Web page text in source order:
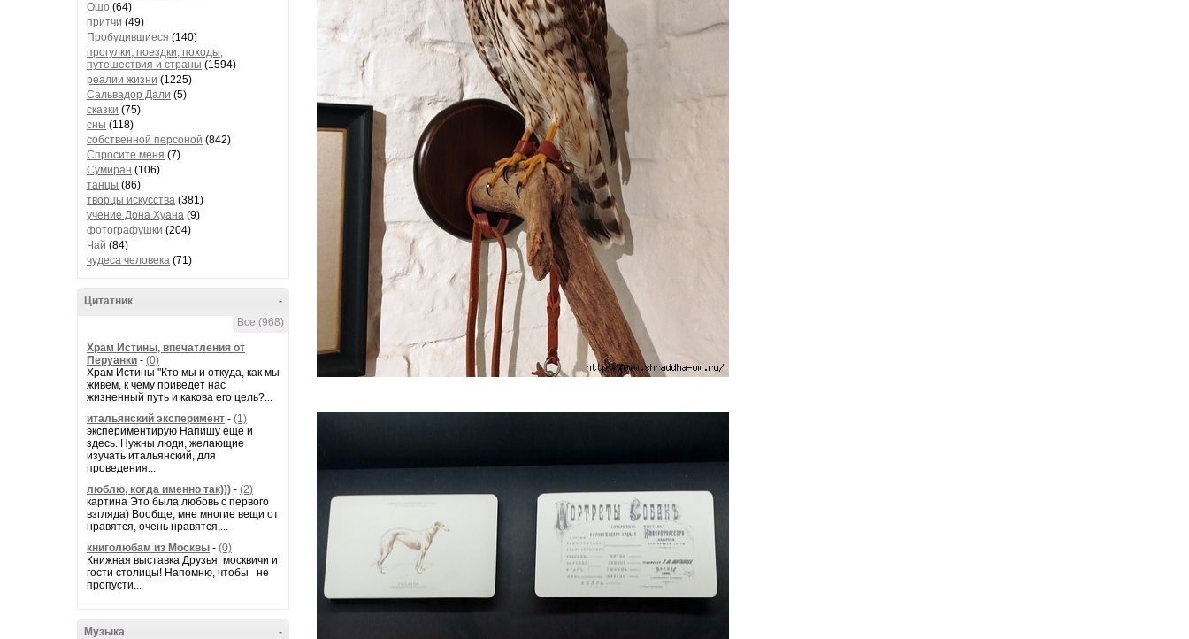
Ошо (64)
притчи (49)
Пробудившиеся (140)
прогулки, поездки, походы,
путешествия и страны (1594)
реалии жизни (1225)
Сальвадор Дали (5)
сказки (75)
сны (118)
собственной персоной (842)
Спросите меня (7)
Сумиран (106)
танцы (86)
творцы искусства (381)
учение Дона Хуана (9)
фотографушки (204)
Чай (84)
чудеса человека (71)
-
Цитатник
Все (968)
Храм Истины, впечатления от
Перуанки - (0)
Храм Истины "Кто мы и откуда, как мы
живем, к чему приведет нас
жизненный путь и какова его цель?...
итальянский эксперимент - (1)
экспериментирую Напишу еще и
здесь. Нужны люди, желающие
изучать итальянский, для
проведения...
люблю, когда именно так))) - (2)
картина Это была любовь с первого
взгляда) Вообще, мне многие вещи от
нравятся, очень нравятся,...
книголюбам из Москвы - (0)
Книжная выставка Друзья москвичи и
гости столицы! Напомню, чтобы не
пропусти...
-
Музыка